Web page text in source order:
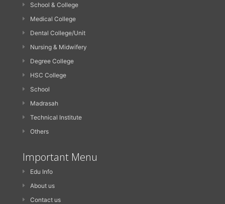
School & College
Medical College
Dental College/Unit
Nursing & Midwifery
Degree College
HSC College
School
Madrasah
Technical Institute
Others
Important Menu
Edu Info
About us
Contact us